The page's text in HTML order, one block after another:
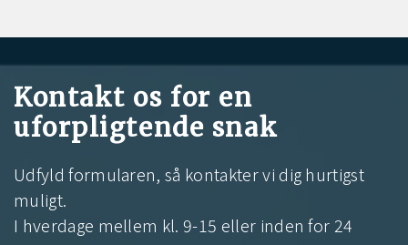
Kontakt os for en
uforpligtende snak
Udfyld formularen, så kontakter vi dig hurtigst
muligt.
I hverdage mellem kl. 9-15 eller inden for 24